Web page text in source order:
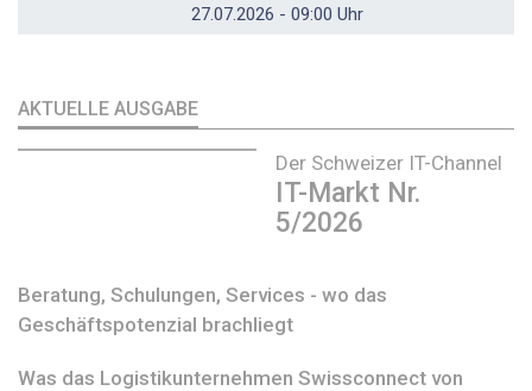
27.07.2026 - 09:00 Uhr
AKTUELLE AUSGABE
Der Schweizer IT-Channel
IT-Markt Nr.
5/2026
Beratung, Schulungen, Services - wo das
Geschäftspotenzial brachliegt
Was das Logistikunternehmen Swissconnect von